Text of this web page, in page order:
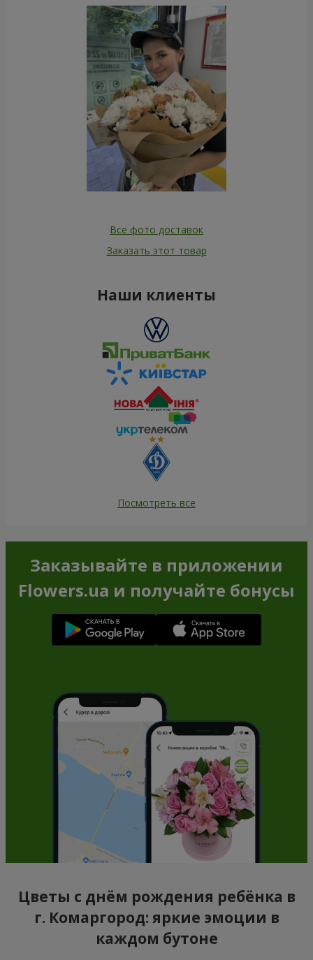
Все фото доставок
Заказать этот товар
Наши клиенты
Посмотреть все
Заказывайте в приложении
Flowers.ua и получайте бонусы
Цветы с днём рождения ребёнка в
г. Комаргород: яркие эмоции в
каждом бутоне